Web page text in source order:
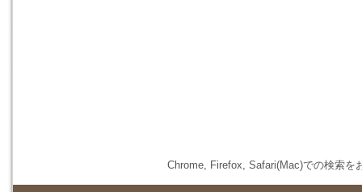
Chrome, Firefox, Safari(Mac)での検索を